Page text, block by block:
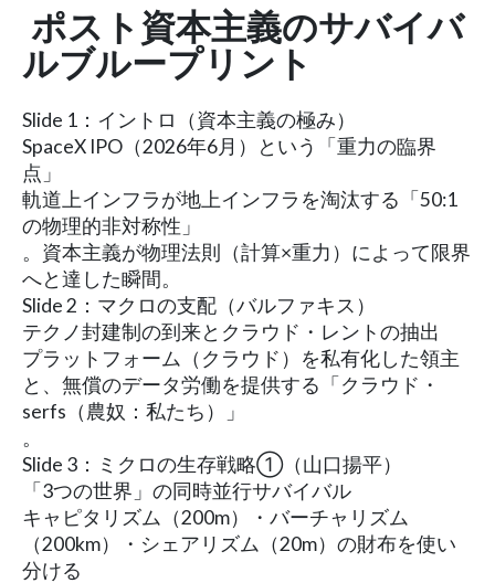
ポスト資本主義のサバイバ
ルブループリント
Slide 1：イントロ（資本主義の極み）
SpaceX IPO（2026年6月）という「重力の臨界
点」
軌道上インフラが地上インフラを淘汰する「50:1
の物理的非対称性」
。資本主義が物理法則（計算×重力）によって限界
へと達した瞬間。
Slide 2：マクロの支配（バルファキス）
テクノ封建制の到来とクラウド・レントの抽出
プラットフォーム（クラウド）を私有化した領主
と、無償のデータ労働を提供する「クラウド・
serfs（農奴：私たち）」
。
Slide 3：ミクロの生存戦略①（山口揚平）
「3つの世界」の同時並行サバイバル
キャピタリズム（200m）・バーチャリズム
（200km）・シェアリズム（20m）の財布を使い
分ける